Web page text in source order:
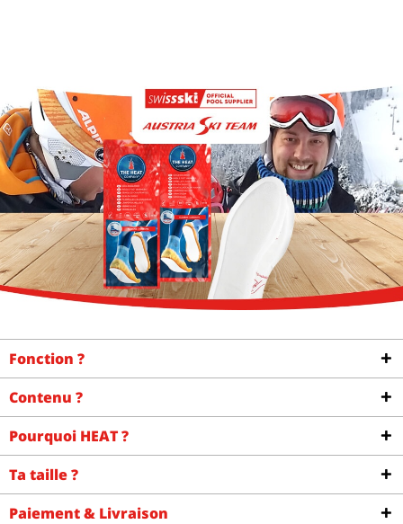
Fonction ?
Contenu ?
Pourquoi HEAT ?
Ta taille ?
Paiement & Livraison